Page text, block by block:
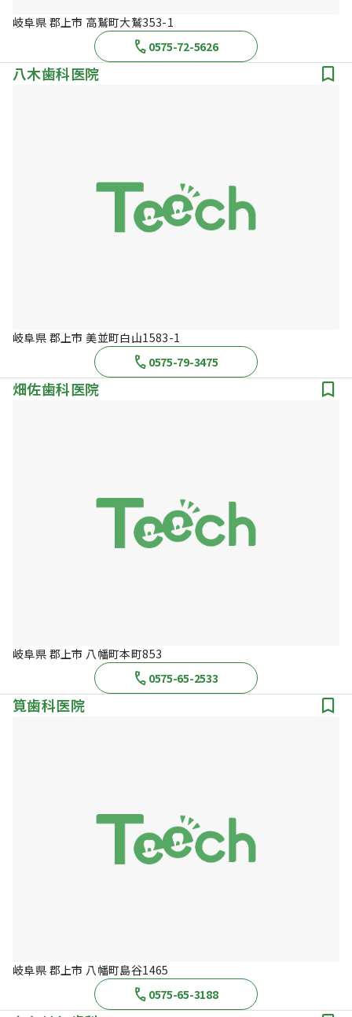
岐阜県 郡上市 高鷲町大鷲353-1
0575-72-5626
八木歯科医院
岐阜県 郡上市 美並町白山1583-1
0575-79-3475
畑佐歯科医院
岐阜県 郡上市 八幡町本町853
0575-65-2533
筧歯科医院
岐阜県 郡上市 八幡町島谷1465
0575-65-3188